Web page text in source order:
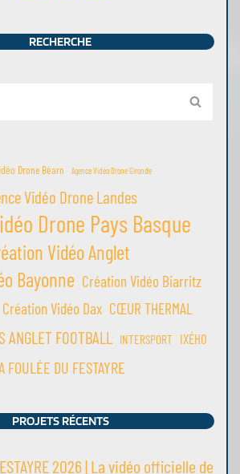
RECHERCHE
Drone Béarn Agence Vidéo Drone Gironde
Vidéo Drone Landes
Drone Pays Basque
Vidéo Anglet
Bayonne Création Vidéo Biarritz
Création Vidéo Dax CŒUR THERMAL
ANGLET FOOTBALL INTERSPORT IXÉHO
FOULÉE DU FESTAYRE
PROJETS RÉCENTS
2026 | La vidéo officielle de